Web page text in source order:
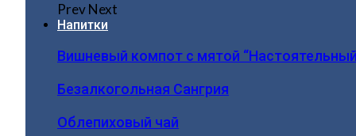
PrevNext
Напитки
Вишневый компот с мятой
Безалкогольная Сангрия
Облепиховый чай